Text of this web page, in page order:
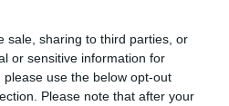
sale, sharing to third parties, or
or sensitive information for
use the below opt-out
Please note that after your
ολοκληρωμένη διαχείριση
να προχωρήσουμε στην
συστήματος ανακύκλωσης.